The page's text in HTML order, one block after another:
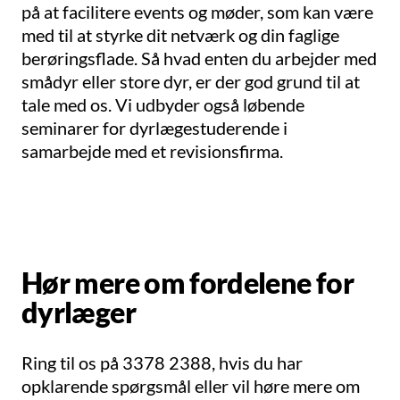
på at facilitere events og møder, som kan være
med til at styrke dit netværk og din faglige
berøringsflade. Så hvad enten du arbejder med
smådyr eller store dyr, er der god grund til at
tale med os. Vi udbyder også løbende
seminarer for dyrlægestuderende i
samarbejde med et revisionsfirma.
Hør mere om fordelene for
dyrlæger
Ring til os på 3378 2388, hvis du har
opklarende spørgsmål eller vil høre mere om